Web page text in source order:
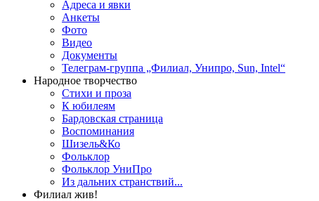
Адреса и явки
Анкеты
Фото
Видео
Документы
Телеграм-группа „Филиал, Унипро, Sun, Intel“
Народное творчество
Стихи и проза
К юбилеям
Бардовская страница
Воспоминания
Шизель&Ко
Фольклор
Фольклор УниПро
Из дальних странствий...
Филиал жив!